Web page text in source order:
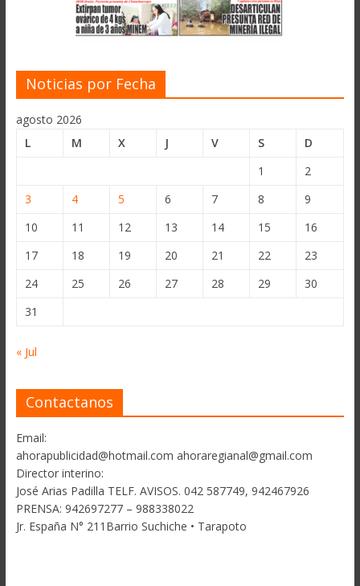
Noticias por Fecha
agosto 2026
L
M X J V S
D
1
2
3
4 5 6 7 8
9
10
11 12 13 14 15
16
17
18 19 20 21 22
23
24
25 26 27 28 29
30
31
« Jul
Contactanos
Email:
ahorapublicidad@hotmail.com ahoraregianal@gmail.com
Director interino:
José Arias Padilla TELF. AVISOS. 042 587749, 942467926
PRENSA: 942697277 – 988338022
Jr. España N° 211Barrio Suchiche • Tarapoto